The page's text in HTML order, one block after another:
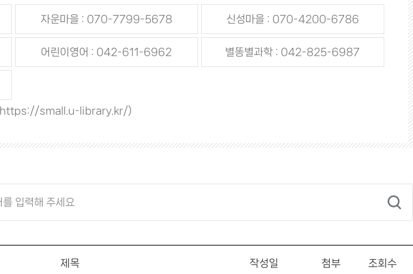
자운마을 : 070-7799-5678 신성마을 : 070-4200-6786
어린이영어 : 042-611-6962 별똥별과학 : 042-825-6987
https://small.u-library.kr/)
제목 작성일 첨부 조회수